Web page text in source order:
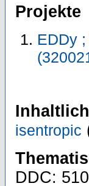
Projekte
EDDy
isentropic
DDC: 510